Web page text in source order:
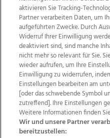
Wir über uns
Datenschutz
AGB Website
aktivieren Sie Tracking-
Partner verarbeiten Daten, um
aufgeführten Zwecke. Durch
Widerruf Ihrer Einwilligung
deaktiviert sind, sind manche
nicht mehr so relevant für Sie.
wieder aufrufen, um Ihre
Einwilligung zu widerrufen,
Einstellungen bearbeiten am
[oder das schwebende Symbol
zutreffend]. Ihre Einstellungen
Weitere Informationen finden
Wir und unsere Partner
bereitzustellen: